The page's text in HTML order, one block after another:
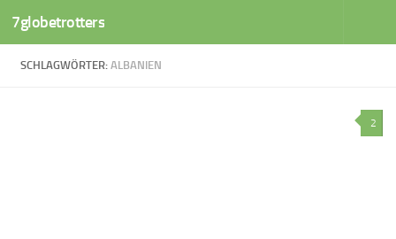
Zum Inhalt springen
7globetrotters
SCHLAGWÖRTER: ALBANIEN
2